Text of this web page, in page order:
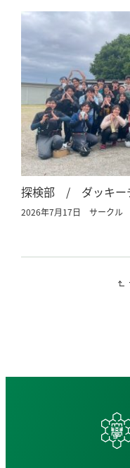
探検部 / ダッキー
2026年7月17日 サークル